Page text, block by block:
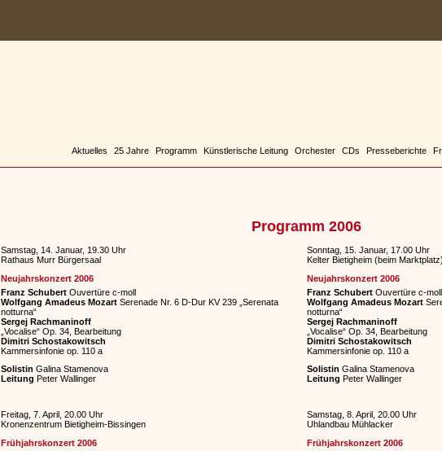
Aktuelles 25 Jahre Programm Künstlerische Leitung Orchester CDs Presseberichte
Programm 2006
Samstag, 14. Januar, 19.30 Uhr
Rathaus Murr Bürgersaal
Neujahrskonzert 2006
Franz SchubertOuvertüre c-moll
Wolfgang Amadeus MozartSerenade Nr. 6 D-Dur KV 239 „Serenata
notturna“
Sergej Rachmaninoff
„Vocalise“ Op. 34, Bearbeitung
Dimitri Schostakowitsch
Kammersinfonie op. 110 a
Solistin Galina Stamenova
Leitung Peter Wallinger
Sonntag, 15. Januar, 17.00 Uhr
Kelter Bietigheim (beim Marktplatz)
Neujahrskonzert 2006
Franz SchubertOuvertüre c-moll
Wolfgang Amadeus Mozart
notturna“
Sergej Rachmaninoff
„Vocalise“ Op. 34, Bearbeitung
Dimitri Schostakowitsch
Kammersinfonie op. 110 a
Solistin Galina Stamenova
Leitung Peter Wallinger
Freitag, 7. April, 20.00 Uhr
Kronenzentrum Bietigheim-Bissingen
Frühjahrskonzert 2006
Samstag, 8. April, 20.00 Uhr
Uhlandbau Mühlacker
Frühjahrskonzert 2006